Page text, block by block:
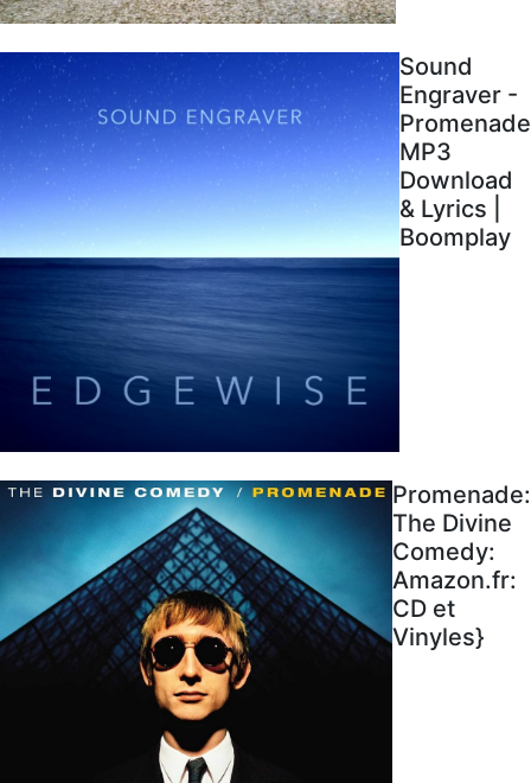
Sound
Engraver -
Promenade
MP3
Download
& Lyrics |
Boomplay
Promenade:
The Divine
Comedy:
Amazon.fr:
CD et
Vinyles}